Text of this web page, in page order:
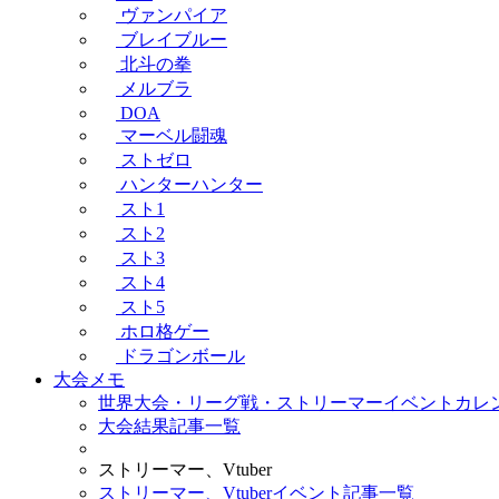
ヴァンパイア
ブレイブルー
北斗の拳
メルブラ
DOA
マーベル闘魂
ストゼロ
ハンターハンター
スト1
スト2
スト3
スト4
スト5
ホロ格ゲー
ドラゴンボール
大会メモ
世界大会・リーグ戦・ストリーマーイベントカレ
大会結果記事一覧
ストリーマー、Vtuber
ストリーマー、Vtuberイベント記事一覧